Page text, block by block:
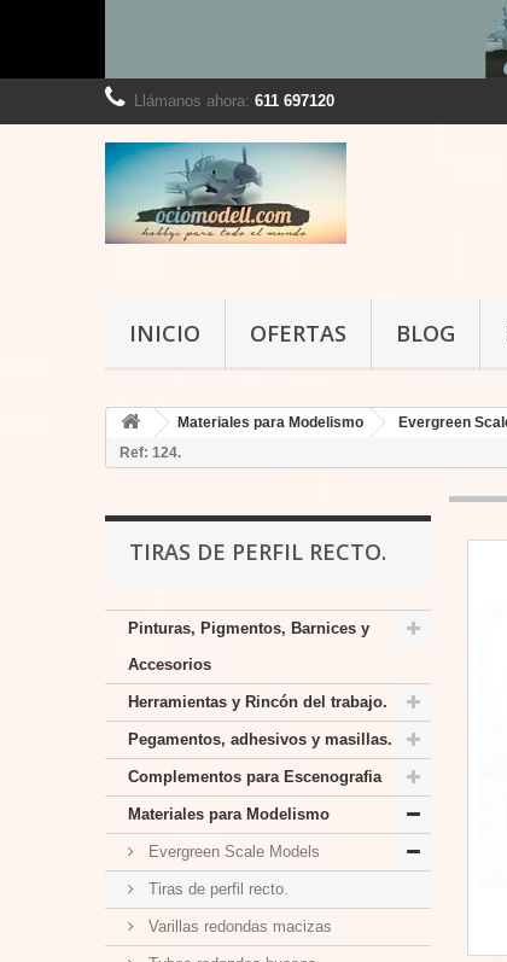
Llámanos ahora: 611 697120
INICIO OFERTAS BLOG
Materiales para Modelismo Evergreen
Ref: 124.
TIRAS DE PERFIL RECTO.
Pinturas, Pigmentos, Barnices y
Accesorios
Herramientas y Rincón del trabajo.
Pegamentos, adhesivos y masillas.
Complementos para Escenografia
Materiales para Modelismo
Evergreen Scale Models
Tiras de perfil recto.
Varillas redondas macizas